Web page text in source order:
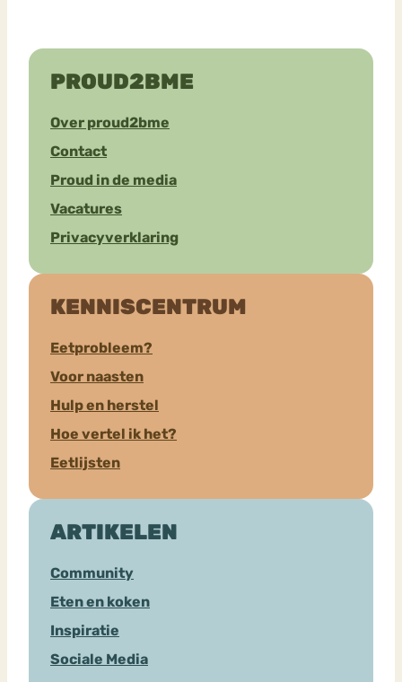
PROUD2BME
Over proud2bme
Contact
Proud in de media
Vacatures
Privacyverklaring
KENNISCENTRUM
Eetprobleem?
Voor naasten
Hulp en herstel
Hoe vertel ik het?
Eetlijsten
ARTIKELEN
Community
Eten en koken
Inspiratie
Sociale Media